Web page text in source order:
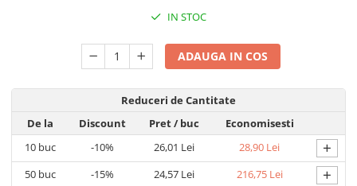
IN STOC
ADAUGA IN COS
Reduceri de Cantitate
De la
Discount Pret/ buc
Economisesti
10buc -10% 26,01 Lei 28,90 Lei +
50buc -15% 24,57 Lei 216,75 Lei +